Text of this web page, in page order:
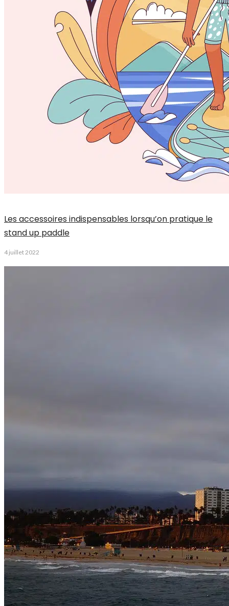
Les accessoires indispensables lorsqu’on pratique le
stand up paddle
4 juillet 2022